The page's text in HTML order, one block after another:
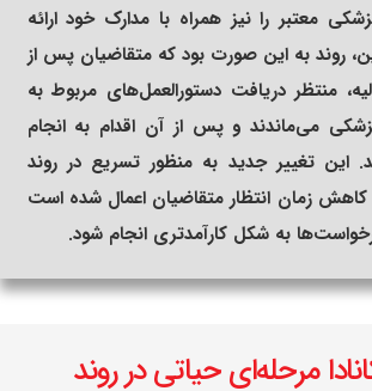
معتبر را نیز همراه با مدارک خود ارائه
روند به این صورت بود که متقاضیان پس از
منتظر دریافت دستورالعمل‌های مربوط به
می‌ماندند و پس از آن اقدام به انجام
این تغییر جدید به منظور تسریع در روند
کاهش زمان انتظار متقاضیان اعمال شده است
به شکل کارآمدتری انجام شود.
مرحله‌ای حیاتی در روند